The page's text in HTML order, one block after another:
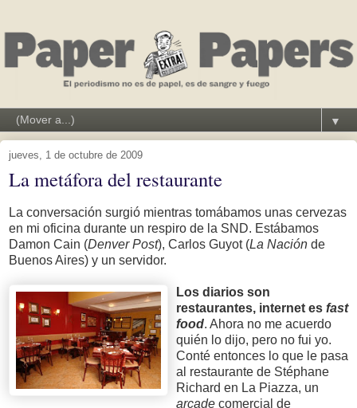
▼
jueves, 1 de octubre de 2009
La metáfora del restaurante
La conversación surgió mientras tomábamos unas cervezas
en mi oficina durante un respiro de la SND. Estábamos
Damon Cain (Denver Post), Carlos Guyot (La Nación de
Buenos Aires) y un servidor.
Los diarios son
restaurantes, internet es fast
food. Ahora no me acuerdo
quién lo dijo, pero no fui yo.
Conté entonces lo que le pasa
al restaurante de Stéphane
Richard en La Piazza, un
arcade comercial de